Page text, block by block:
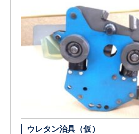
ウレタン治具（仮）